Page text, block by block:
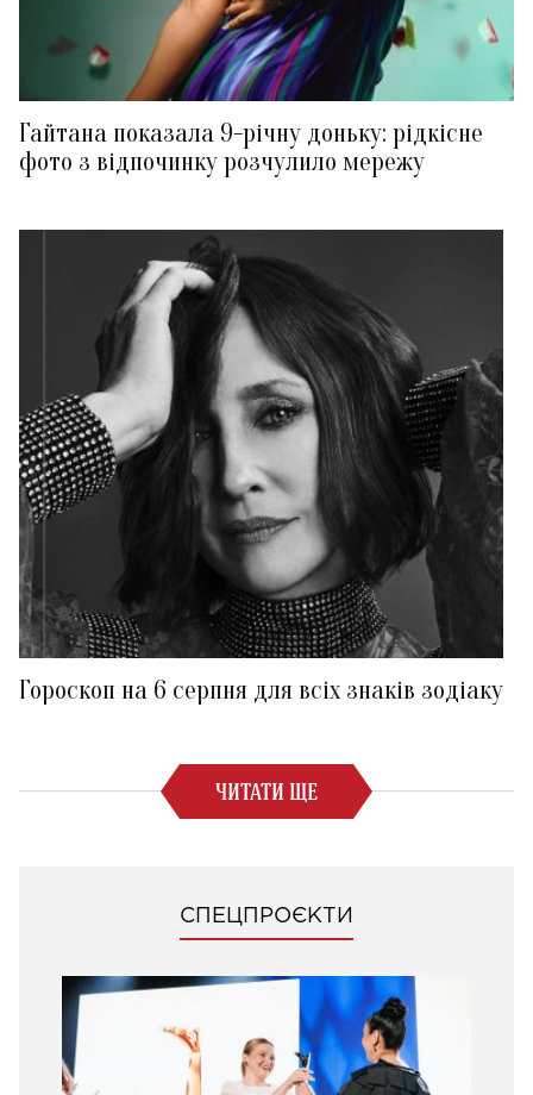
Гайтана показала 9-річну доньку: рідкісне
фото з відпочинку розчулило мережу
Гороскоп на 6 серпня для всіх знаків зодіаку
ЧИТАТИ ЩЕ
СПЕЦПРОЄКТИ